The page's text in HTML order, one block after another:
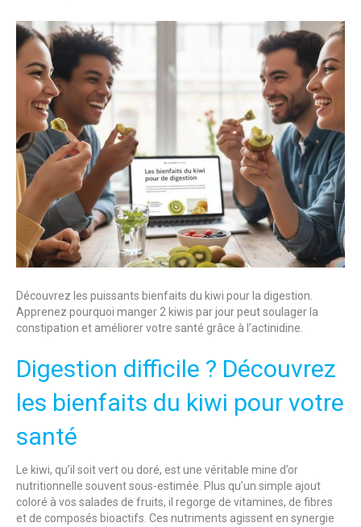
Découvrez les puissants bienfaits du kiwi pour la digestion.
Apprenez pourquoi manger 2 kiwis par jour peut soulager la
constipation et améliorer votre santé grâce à l’actinidine.
Digestion difficile ? Découvrez
les bienfaits du kiwi pour votre
santé
Le kiwi, qu’il soit vert ou doré, est une véritable mine d’or
nutritionnelle souvent sous-estimée. Plus qu’un simple ajout
coloré à vos salades de fruits, il regorge de vitamines, de fibres
et de composés bioactifs. Ces nutriments agissent en synergie